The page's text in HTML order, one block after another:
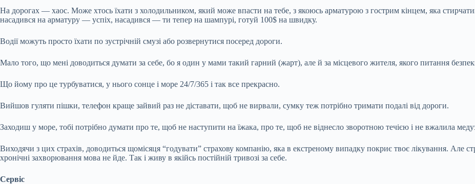
На дорогах — хаос. Може хтось їхати з холодильником, який може впасти на тебе, з якоюсь арматурою з гострим кінцем, яка
насадився на арматуру — успіх, насадився — ти тепер на шампурі, готуй 100$ на швидку.
Водії можуть просто їхати по зустрічній смузі або розвернутися посеред дороги.
Мало того, що мені доводиться думати за себе, бо я один у мами такий гарний (жарт), але й за місцевого жителя, якого питання
Що йому про це турбуватися, у нього сонце і море 24/7/365 і так все прекрасно.
Вийшов гуляти пішки, телефон краще зайвий раз не діставати, щоб не вирвали, сумку теж потрібно тримати подалі від дороги.
Заходиш у море, тобі потрібно думати про те, щоб не наступити на їжака, про те, щоб не віднесло зворотною течією і не вжалила
Виходячи з цих страхів, доводиться щомісяця “годувати” страхову компанію, яка в екстреному випадку покриє твоє лікування. Але
хронічні захворювання мова не йде. Так і живу в якійсь постійній тривозі за себе.
Сервіс